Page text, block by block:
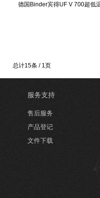
德国Binder宾得UF V 700超低
总计15条 / 1页
服务支持
售后服务
产品登记
文件下载